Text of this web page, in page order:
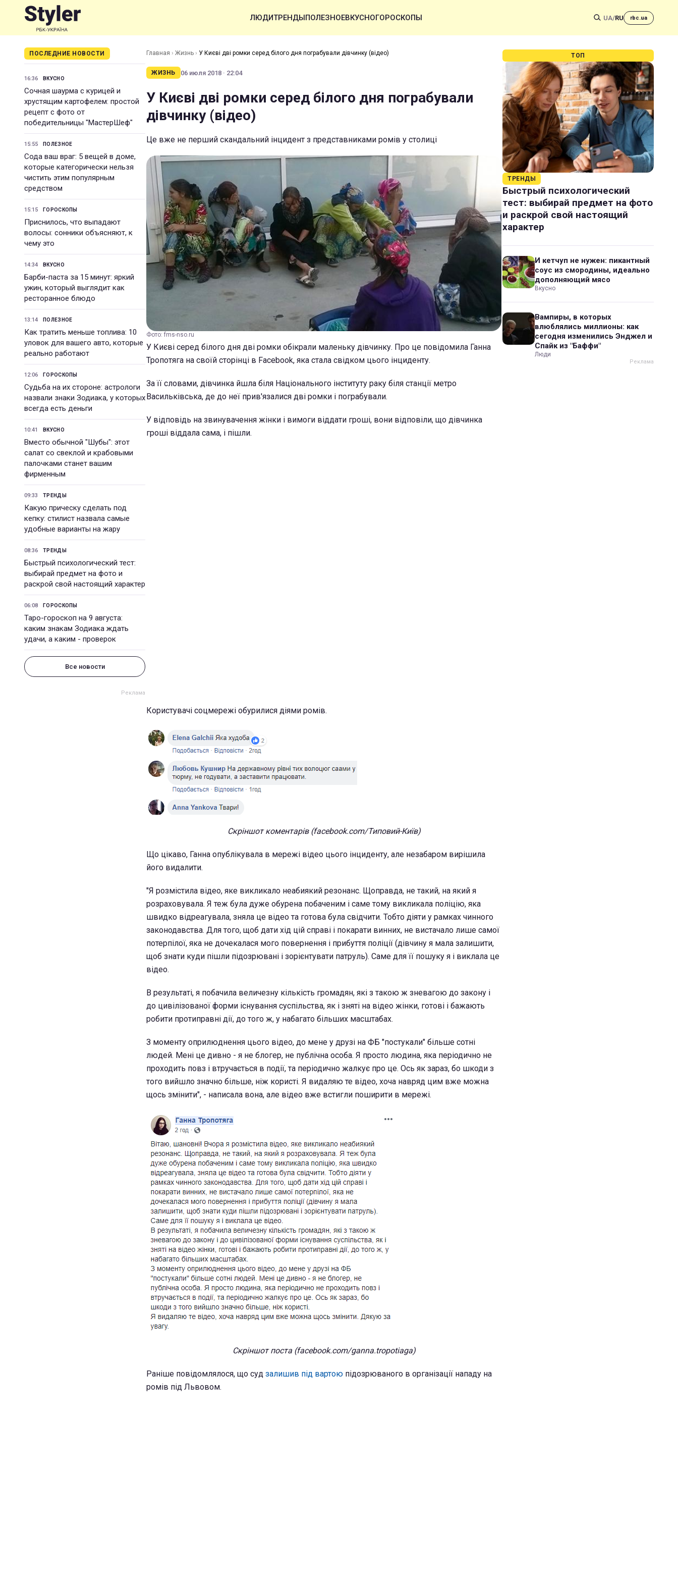
ЛЮДИТРЕНДЫПОЛЕЗНОЕВКУСНОГОРОСКОПЫ UA/RU rbc.ua
ПОСЛЕДНИЕ НОВОСТИ
16:36 ВКУСНО
Сочная шаурма с курицей и
хрустящим картофелем: простой
рецепт с фото от
победительницы "МастерШеф"
15:55 ПОЛЕЗНОЕ
Сода ваш враг: 5 вещей в доме,
которые категорически нельзя
чистить этим популярным
средством
15:15 ГОРОСКОПЫ
Приснилось, что выпадают
волосы: сонники объясняют, к
чему это
14:34 ВКУСНО
Барби-паста за 15 минут: яркий
ужин, который выглядит как
ресторанное блюдо
13:14 ПОЛЕЗНОЕ
Как тратить меньше топлива: 10
уловок для вашего авто, которые
реально работают
12:06 ГОРОСКОПЫ
Судьба на их стороне: астрологи
назвали знаки Зодиака, у которых
всегда есть деньги
10:41 ВКУСНО
Вместо обычной "Шубы": этот
салат со свеклой и крабовыми
палочками станет вашим
фирменным
09:33 ТРЕНДЫ
Какую прическу сделать под
кепку: стилист назвала самые
удобные варианты на жару
08:36 ТРЕНДЫ
Быстрый психологический тест:
выбирай предмет на фото и
раскрой свой настоящий характер
06:08 ГОРОСКОПЫ
Таро-гороскоп на 9 августа:
каким знакам Зодиака ждать
удачи, а каким - проверок
Все новости
Главная › Жизнь › У Києві дві ромки серед білого дня пограбували дівчинку (відео)
ЖИЗНЬ 06 июля 2018 · 22:04
У Києві дві ромки серед білого дня пограбували
дівчинку (відео)
Це вже не перший скандальний інцидент з представниками ромів у столиці
Фото: fms-nso.ru
У Києві серед білого дня дві ромки обікрали маленьку дівчинку. Про це повідомила Ганна
Тропотяга на своїй сторінці в Facebook, яка стала свідком цього інциденту.
За її словами, дівчинка йшла біля Національного інституту раку біля станції метро
Васильківська, де до неї прив'язалися дві ромки і пограбували.
У відповідь на звинувачення жінки і вимоги віддати гроші, вони відповіли, що дівчинка
гроші віддала сама, і пішли.
Користувачі соцмережі обурилися діями ромів.
Скріншот коментарів (facebook.com/Типовий-Київ)
Що цікаво, Ганна опублікувала в мережі відео цього інциденту, але незабаром вирішила
його видалити.
"Я розмістила відео, яке викликало неабиякий резонанс. Щоправда, не такий, на який я
розраховувала. Я теж була дуже обурена побаченим і саме тому викликала поліцію, яка
швидко відреагувала, зняла це відео та готова була свідчити. Тобто діяти у рамках чинного
законодавства. Для того, щоб дати хід цій справі і покарати винних, не вистачало лише самої
потерпілої, яка не дочекалася мого повернення і прибуття поліції (дівчину я мала залишити,
щоб знати куди пішли підозрювані і зорієнтувати патруль). Саме для її пошуку я і виклала це
відео.
В результаті, я побачила величезну кількість громадян, які з такою ж зневагою до закону і
до цивілізованої форми існування суспільства, як і зняті на відео жінки, готові і бажають
робити протиправні дії, до того ж, у набагато більших масштабах.
З моменту оприлюднення цього відео, до мене у друзі на ФБ "постукали" більше сотні
людей. Мені це дивно - я не блогер, не публічна особа. Я просто людина, яка періодично не
проходить повз і втручається в події, та періодично жалкує про це. Ось як зараз, бо шкоди з
того вийшло значно більше, ніж користі. Я видаляю те відео, хоча навряд цим вже можна
щось змінити", - написала вона, але відео вже встигли поширити в мережі.
Скріншот поста (facebook.com/ganna.tropotiaga)
Раніше повідомлялося, що суд залишив під вартою підозрюваного в організації нападу на
ромів під Львовом.
ТОП
ТРЕНДЫ
Быстрый психологический
тест: выбирай предмет на фото
и раскрой свой настоящий
характер
И кетчуп не нужен: пикантный
соус из смородины, идеально
дополняющий мясо
Вкусно
Вампиры, в которых
влюблялись миллионы: как
сегодня изменились Энджел и
Спайк из "Баффи"
Люди